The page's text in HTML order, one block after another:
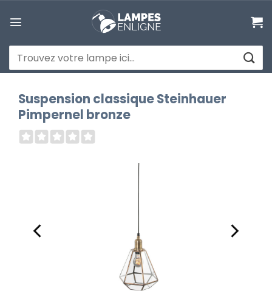
au
Recherche
pour :
Suspension classique Steinhauer
Pimpernel bronze